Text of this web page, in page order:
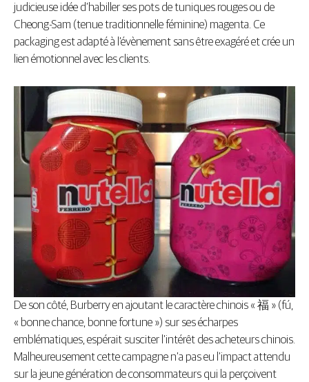
judicieuse idée d’habiller ses pots de tuniques rouges ou de
Cheong-Sam (tenue traditionnelle féminine) magenta. Ce
packaging est adapté à l’évènement sans être exagéré et crée un
lien émotionnel avec les clients.
De son côté, Burberry en ajoutant le caractère chinois « 福 » (fú,
« bonne chance, bonne fortune ») sur ses écharpes
emblématiques, espérait susciter l’intérêt des acheteurs chinois.
Malheureusement cette campagne n’a pas eu l’impact attendu
sur la jeune génération de consommateurs qui la perçoivent